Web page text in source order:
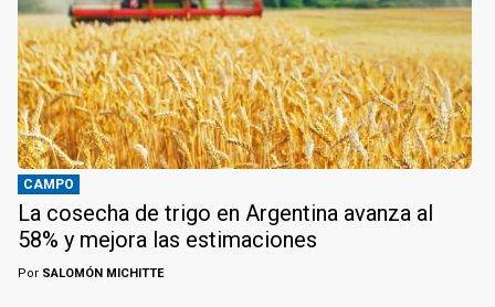
CAMPO
La cosecha de trigo en Argentina avanza al
58% y mejora las estimaciones
Por SALOMÓN MICHITTE